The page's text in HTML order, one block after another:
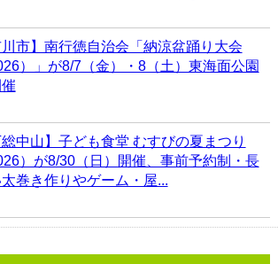
川市】南行徳自治会「納涼盆踊り大会
）」が8/7（金）・8（土）東海面公園
総中山】子ども食堂 むすびの夏まつり
）が8/30（日）開催、事前予約制・長
太巻き作りやゲーム・屋...